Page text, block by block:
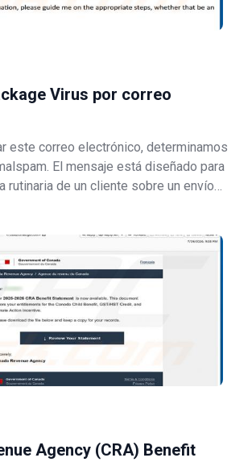
Virus por correo
este correo electrónico, determinamos
El mensaje está diseñado para
rutinaria de un cliente sobre un envío
Agency (CRA) Benefit